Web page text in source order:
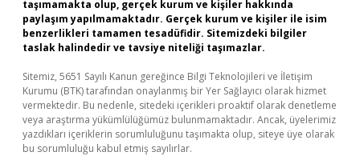
taşımamakta olup, gerçek kurum ve kişiler hakkında
paylaşım yapılmamaktadır. Gerçek kurum ve kişiler ile isim
benzerlikleri tamamen tesadüfidir. Sitemizdeki bilgiler
taslak halindedir ve tavsiye niteliği taşımazlar.
Sitemiz, 5651 Sayılı Kanun gereğince Bilgi Teknolojileri ve İletişim
Kurumu (BTK) tarafından onaylanmış bir Yer Sağlayıcı olarak hizmet
vermektedir. Bu nedenle, sitedeki içerikleri proaktif olarak denetleme
veya araştırma yükümlülüğümüz bulunmamaktadır. Ancak, üyelerimiz
yazdıkları içeriklerin sorumluluğunu taşımakta olup, siteye üye olarak
bu sorumluluğu kabul etmiş sayılırlar.